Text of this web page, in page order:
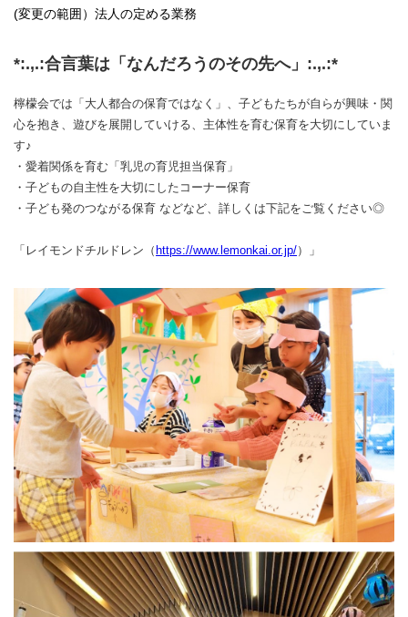
(変更の範囲）法人の定める業務
*:.,.:合言葉は「なんだろうのその先へ」:.,.:*
檸檬会では「大人都合の保育ではなく」、子どもたちが自らが興味・関
心を抱き、遊びを展開していける、主体性を育む保育を大切にしていま
す♪
・愛着関係を育む「乳児の育児担当保育」
・子どもの自主性を大切にしたコーナー保育
・子ども発のつながる保育 などなど、詳しくは下記をご覧ください◎
「レイモンドチルドレン（ https://www.lemonkai.or.jp/）」